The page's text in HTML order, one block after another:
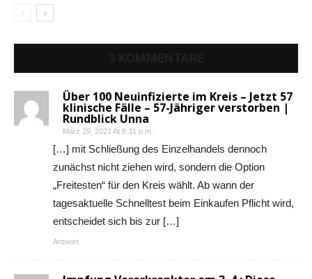
Über 100 Neuinfizierte im Kreis – Jetzt 57
klinische Fälle – 57-Jähriger verstorben |
Rundblick Unna
März 29, 2021 At 6:31 p.m.
[…] mit Schließung des Einzelhandels dennoch
zunächst nicht ziehen wird, sondern die Option
„Freitesten“ für den Kreis wählt. Ab wann der
tagesaktuelle Schnelltest beim Einkaufen Pflicht wird,
entscheidet sich bis zur […]
Antwort